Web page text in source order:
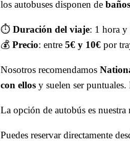
los autobuses disponen de
⏱️ Duración del viaje: 1 hora y
💰 Precio: entre 5€ y 10€ por
Nosotros recomendamos
con ellos y suelen ser
La opción de autobús es
Puedes reservar directamente